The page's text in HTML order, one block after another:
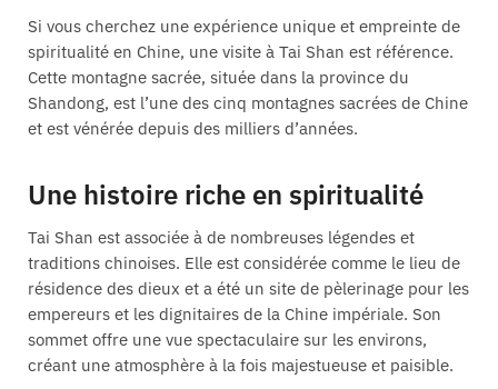
Si vous cherchez une expérience unique et empreinte de
spiritualité en Chine, une visite à Tai Shan est référence.
Cette montagne sacrée, située dans la province du
Shandong, est l’une des cinq montagnes sacrées de Chine
et est vénérée depuis des milliers d’années.
Une histoire riche en spiritualité
Tai Shan est associée à de nombreuses légendes et
traditions chinoises. Elle est considérée comme le lieu de
résidence des dieux et a été un site de pèlerinage pour les
empereurs et les dignitaires de la Chine impériale. Son
sommet offre une vue spectaculaire sur les environs,
créant une atmosphère à la fois majestueuse et paisible.